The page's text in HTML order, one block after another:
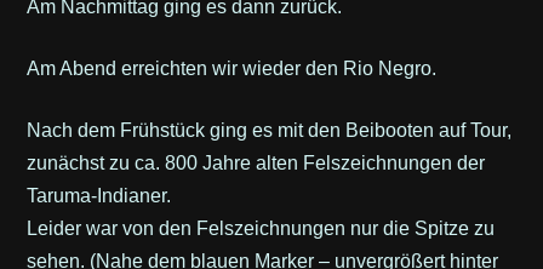
Am Nachmittag ging es dann zurück.
Am Abend erreichten wir wieder den Rio Negro.
Nach dem Frühstück ging es mit den Beibooten auf Tour,
zunächst zu ca. 800 Jahre alten Felszeichnungen der
Taruma-Indianer.
Leider war von den Felszeichnungen nur die Spitze zu
sehen. (Nahe dem blauen Marker – unvergrößert hinter